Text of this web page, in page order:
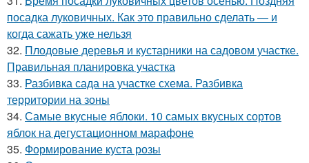
посадка луковичных. Как это правильно сделать — и
когда сажать уже нельзя
32. Плодовые деревья и кустарники на садовом участке.
Правильная планировка участка
33. Разбивка сада на участке схема. Разбивка
территории на зоны
34. Самые вкусные яблоки. 10 самых вкусных сортов
яблок на дегустационном марафоне
35. Формирование куста розы